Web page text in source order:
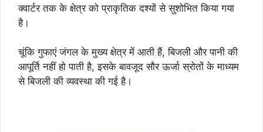
क्वार्टर तक के क्षेत्र को प्राकृतिक दश्‍यों से सुशोभित किया गया
है।
चूंकि गुफाएं जंगल के मुख्य क्षेत्र में आती हैं, बिजली और पानी की
आपूर्ति नहीं हो पाती है, इसके बावजूद सौर ऊर्जा स्रोतों के माध्यम
से बिजली की व्यवस्था की गई है।